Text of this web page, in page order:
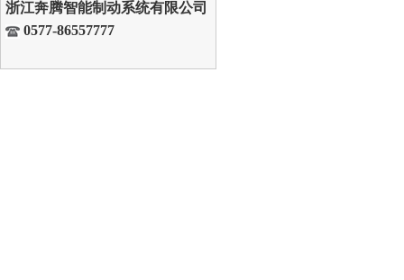
浙江奔腾智能制动系统有限公司
0577-86557777